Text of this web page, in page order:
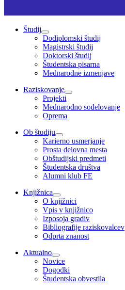
Študij
Dodiplomski študij
Magistrski študij
Doktorski študij
Študentska pisarna
Mednarodne izmenjave
Raziskovanje
Projekti
Mednarodno sodelovanje
Oprema
Ob študiju
Karierno usmerjanje
Prosta delovna mesta
Obštudijski predmeti
Študentska društva
Alumni klub FE
Knjižnica
O knjižnici
Vpis v knjižnico
Izposoja gradiv
Bibliografije raziskovalcev
Odprta znanost
Aktualno
Novice
Dogodki
Študentska obvestila